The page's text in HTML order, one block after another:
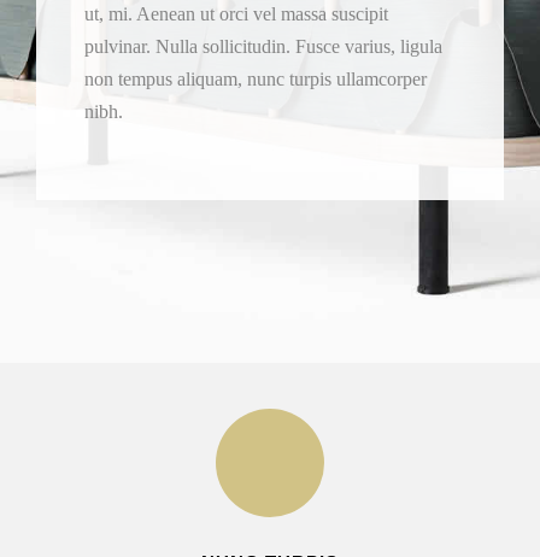
ut, mi. Aenean ut orci vel massa suscipit
pulvinar. Nulla sollicitudin. Fusce varius, ligula
non tempus aliquam, nunc turpis ullamcorper
nibh.